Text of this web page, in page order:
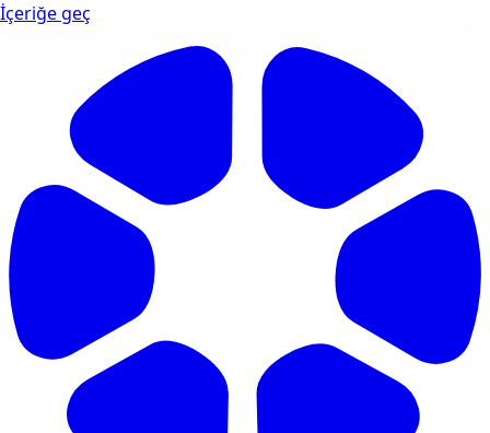
İçeriğe geç